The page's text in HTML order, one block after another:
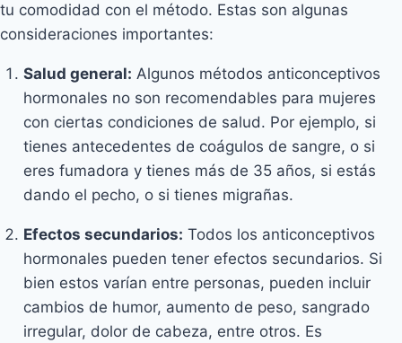
tu comodidad con el método. Estas son algunas
consideraciones importantes:
Salud general: Algunos métodos anticonceptivos
hormonales no son recomendables para mujeres
con ciertas condiciones de salud. Por ejemplo, si
tienes antecedentes de coágulos de sangre, o si
eres fumadora y tienes más de 35 años, si estás
dando el pecho, o si tienes migrañas.
Efectos secundarios: Todos los anticonceptivos
hormonales pueden tener efectos secundarios. Si
bien estos varían entre personas, pueden incluir
cambios de humor, aumento de peso, sangrado
irregular, dolor de cabeza, entre otros. Es